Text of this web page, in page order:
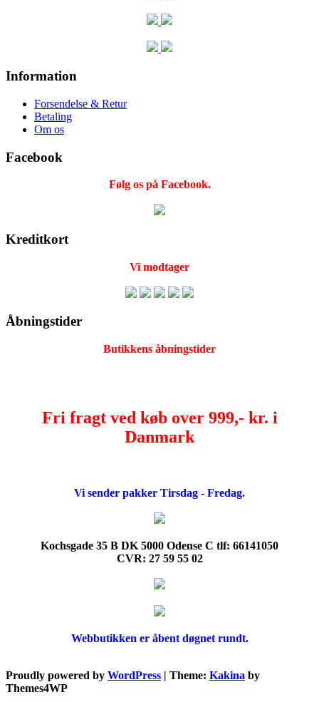
Information
Forsendelse & Retur
Betaling
Om os
Facebook
Følg os på Facebook.
Kreditkort
Vi modtager
Åbningstider
Butikkens åbningstider
Fri fragt ved køb over 999,- kr. i
Danmark
Vi sender pakker Tirsdag - Fredag.
Kochsgade 35 B DK 5000 Odense C tlf: 66141050
CVR: 27 59 55 02
Webbutikken er åbent døgnet rundt.
Proudly powered by WordPress | Theme: Kakina by
Themes4WP